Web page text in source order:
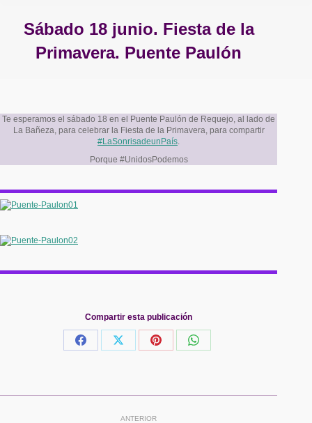
Sábado 18 junio. Fiesta de la
Primavera. Puente Paulón
Te esperamos el sábado 18 en el Puente Paulón de Requejo, al lado de
La Bañeza, para celebrar la Fiesta de la Primavera, para compartir
#LaSonrisadeunPaís.
Porque #UnidosPodemos
Compartir esta publicación
Share
Share
Share
Share
ANTERIOR